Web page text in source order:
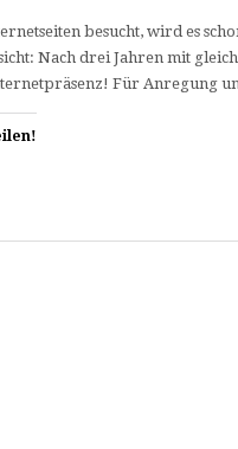
besucht, wird es
Nach drei Jahren mit
Für Anregung